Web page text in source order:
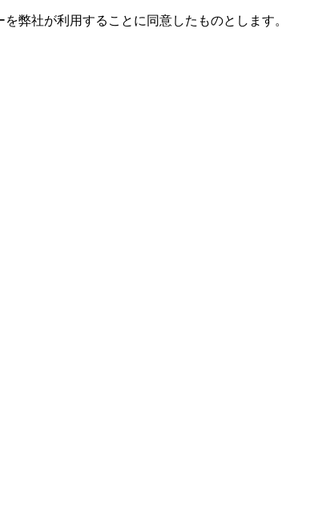
弊社が利用することに同意したものとします。